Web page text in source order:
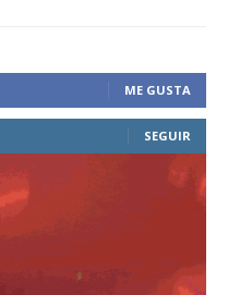
ME GUSTA
SEGUIR